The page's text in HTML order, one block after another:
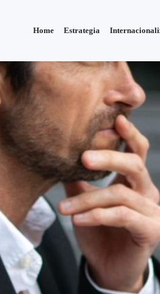
Home Estrategia